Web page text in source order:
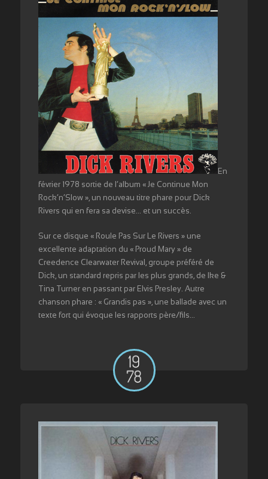
En
février 1978 sortie de l’album « Je Continue Mon
Rock’n’Slow », un nouveau titre phare pour Dick
Rivers qui en fera sa devise… et un succès.
Sur ce disque « Roule Pas Sur Le Rivers » une
excellente adaptation du « Proud Mary » de
Creedence Clearwater Revival, groupe préféré de
Dick, un standard repris par les plus grands, de Ike &
Tina Turner en passant par Elvis Presley. Autre
chanson phare : « Grandis pas », une ballade avec un
texte fort qui évoque les rapports père/fils…